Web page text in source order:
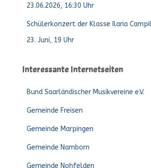
23.06.2026, 16:30 Uhr
Schülerkonzert der Klasse Ilaria
23. Juni, 19 Uhr
Interessante Internetseiten
Bund Saarländischer Musikvereine e.V.
Gemeinde Freisen
Gemeinde Marpingen
Gemeinde Namborn
Gemeinde Nohfelden